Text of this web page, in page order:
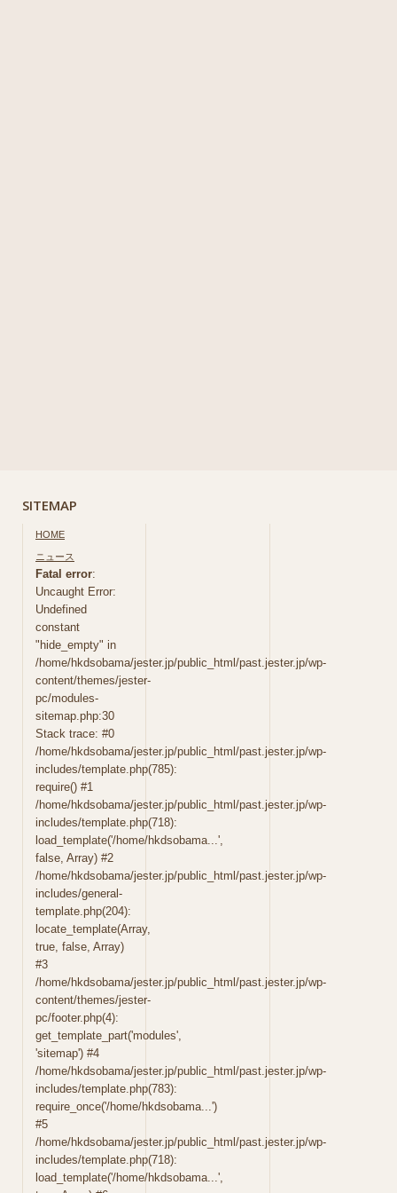
SITEMAP
HOME
ニュース
Fatal error:
Uncaught Error:
Undefined
constant
"hide_empty" in
/home/hkdsobama/jester.jp/public_html/past.jester.jp/wp-
content/themes/jester-
pc/modules-
sitemap.php:30
Stack trace: #0
/home/hkdsobama/jester.jp/public_html/past.jester.jp/wp-
includes/template.php(785):
require() #1
/home/hkdsobama/jester.jp/public_html/past.jester.jp/wp-
includes/template.php(718):
load_template('/home/hkdsobama...',
false, Array) #2
/home/hkdsobama/jester.jp/public_html/past.jester.jp/wp-
includes/general-
template.php(204):
locate_template(Array,
true, false, Array)
#3
/home/hkdsobama/jester.jp/public_html/past.jester.jp/wp-
content/themes/jester-
pc/footer.php(4):
get_template_part('modules',
'sitemap') #4
/home/hkdsobama/jester.jp/public_html/past.jester.jp/wp-
includes/template.php(783):
require_once('/home/hkdsobama...')
#5
/home/hkdsobama/jester.jp/public_html/past.jester.jp/wp-
includes/template.php(718):
load_template('/home/hkdsobama...',